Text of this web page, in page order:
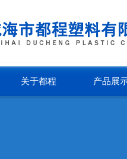
关于都程 产品展